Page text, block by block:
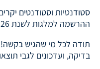
סטודנטיות וסטודנטים
ההרשמה למלגות לשנת 2026 הסתיימה.
תודה לכל מי שהגיש
בדיקה, ועדכונים לגבי